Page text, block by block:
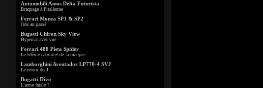
Automobili Amos Delta Futurista
Braquage à l'italienne
Ferrari Monza SP1 & SP2
Ode au passé
Bugatti Chiron Sky View
Hypercar avec vue
Ferrari 488 Pista Spider
Le 50ème cabriolet de la marque
Lamborghini Aventador LP770-4 SVJ
Le retour du J
Bugatti Divo
L'arme fatale ?